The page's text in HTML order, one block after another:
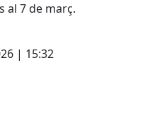
al 7 de març.
| 15:32